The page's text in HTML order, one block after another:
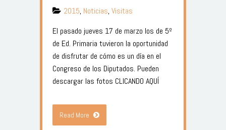
2015, Noticias, Visitas
El pasado jueves 17 de marzo los de 5º
de Ed. Primaria tuvieron la oportunidad
de disfrutar de cómo es un día en el
Congreso de los Diputados. Pueden
descargar las fotos CLICANDO AQUÍ
Read More